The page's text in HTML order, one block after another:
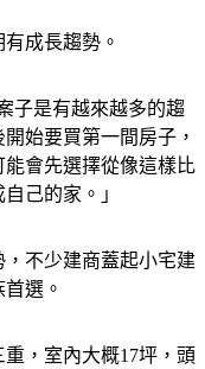
成長趨勢。
子是有越來越多的趨
始要買第一間房子，
會先選擇從像這樣比
己的家。」
不少建商蓋起小宅建
選。
，室內大概17坪，頭